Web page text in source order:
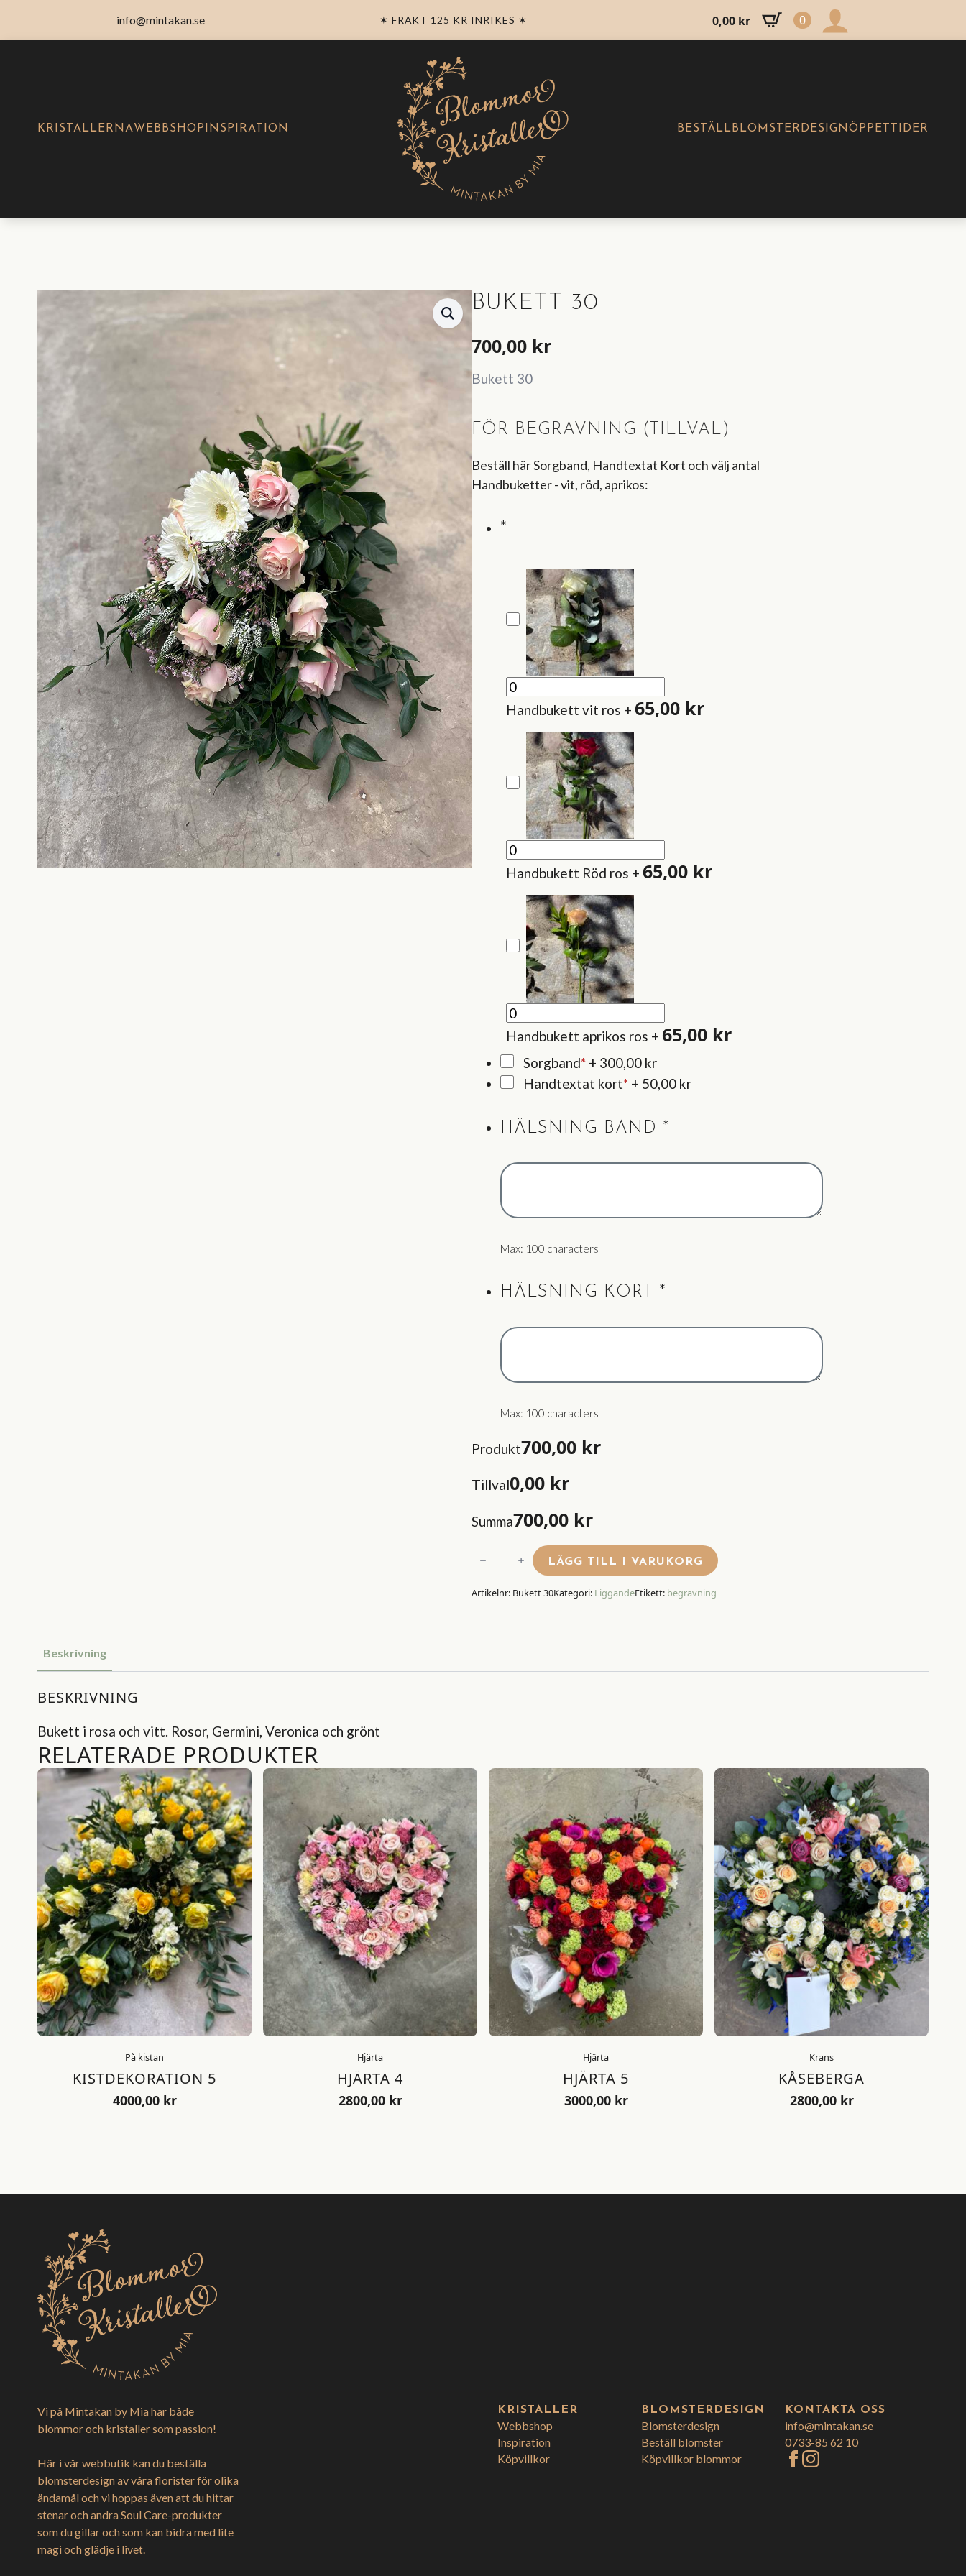
info@mintakan.se ✶ FRAKT 125 KR INRIKES ✶ 0,00 kr 0
KRISTALLERNAWEBBSHOP INSPIRATION BESTÄLL BLOMSTERDESIGNÖPPETTIDER
BUKETT 30
700,00 kr
Bukett 30
FÖR BEGRAVNING (TILLVAL)
Beställ här Sorgband, Handtextat Kort och välj antal
Handbuketter - vit, röd, aprikos:
*
Handbukett vit ros + 65,00 kr
Handbukett Röd ros + 65,00 kr
Handbukett aprikos ros + 65,00 kr
Sorgband* + 300,00 kr
Handtextat kort* + 50,00 kr
HÄLSNING BAND *
Max: 100 characters
HÄLSNING KORT *
Max: 100 characters
Produkt700,00 kr
Tillval0,00 kr
Summa700,00 kr
mängd
LÄGG TILL I VARUKORG
Artikelnr: Bukett 30Kategori: LiggandeEtikett: begravning
Beskrivning
BESKRIVNING
Bukett i rosa och vitt. Rosor, Germini, Veronica och grönt
RELATERADE PRODUKTER
På kistan
KISTDEKORATION 5
4000,00 kr
Hjärta
HJÄRTA 4
2800,00 kr
Hjärta
HJÄRTA 5
3000,00 kr
Krans
KÅSEBERGA
2800,00 kr
Vi på Mintakan by Mia har både
blommor och kristaller som passion!
Här i vår webbutik kan du beställa
blomsterdesign av våra florister för olika
ändamål och vi hoppas även att du hittar
stenar och andra Soul Care-produkter
som du gillar och som kan bidra med lite
magi och glädje i livet.
KRISTALLER
Webbshop
Inspiration
Köpvillkor
BLOMSTERDESIGN
Blomsterdesign
Beställ blomster
Köpvillkor blommor
KONTAKTA OSS
info@mintakan.se
0733-85 62 10